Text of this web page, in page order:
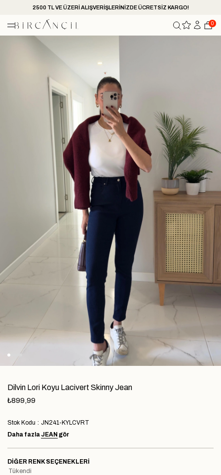
2500 TL VE ÜZERİ ALIŞVERİŞLERİNİZDE ÜCRETSİZ KARGO!
0
Dilvin Lori Koyu Lacivert Skinny Jean
₺899,99
Stok Kodu
JN241-KYLCVRT
Daha fazla JEAN gör
DIĞER RENK SEÇENEKLERI
Tükendi